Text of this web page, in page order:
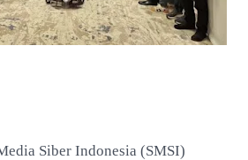
Siber Indonesia (SMSI)